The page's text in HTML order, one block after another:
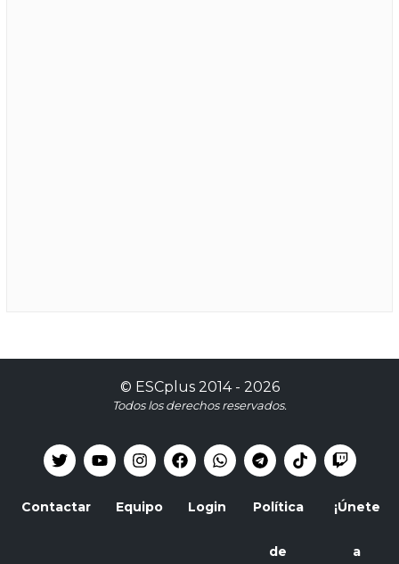
© ESCplus2014 - 2026
Todos los derechos reservados.
Contactar Equipo Login Política
de
¡Únete
a